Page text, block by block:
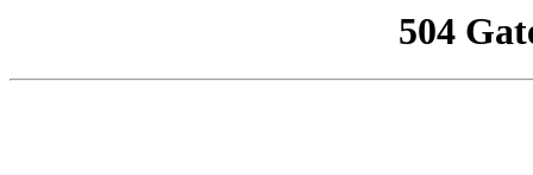
504